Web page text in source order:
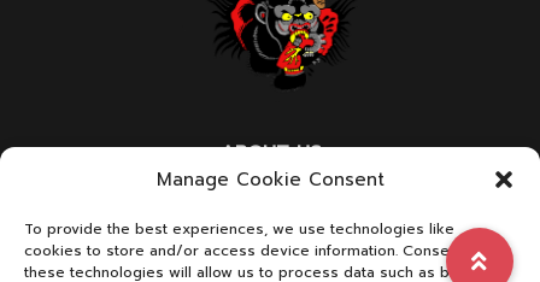
Manage Cookie Consent
To provide the best experiences, we use technologies like
cookies to store and/or access device information. Consenting to
these technologies will allow us to process data such as browsing
ABOUT US
We are a page with dedication in combat sports